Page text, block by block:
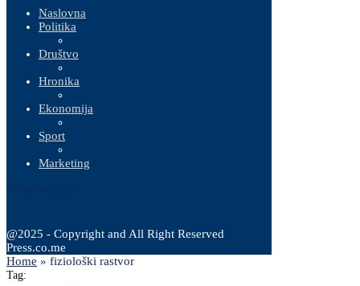
Naslovna
Politika
Društvo
Hronika
Ekonomija
Sport
Marketing
@2025 - Copyright and All Right Reserved
Press.co.me
Home » fiziološki rastvor
Tag: